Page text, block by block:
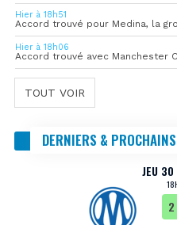
Hier à 18h51
Accord trouvé pour Medina, la
Hier à 18h06
Accord trouvé avec Manchester
TOUT VOIR
DERNIERS &
JEU 30
2